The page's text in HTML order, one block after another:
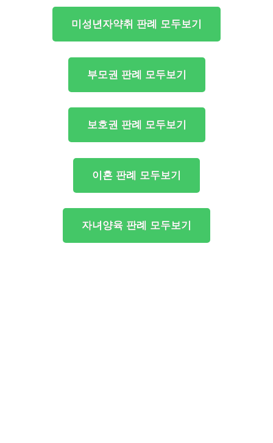
미성년자약취 판례 모두보기
부모권 판례 모두보기
보호권 판례 모두보기
이혼 판례 모두보기
자녀양육 판례 모두보기